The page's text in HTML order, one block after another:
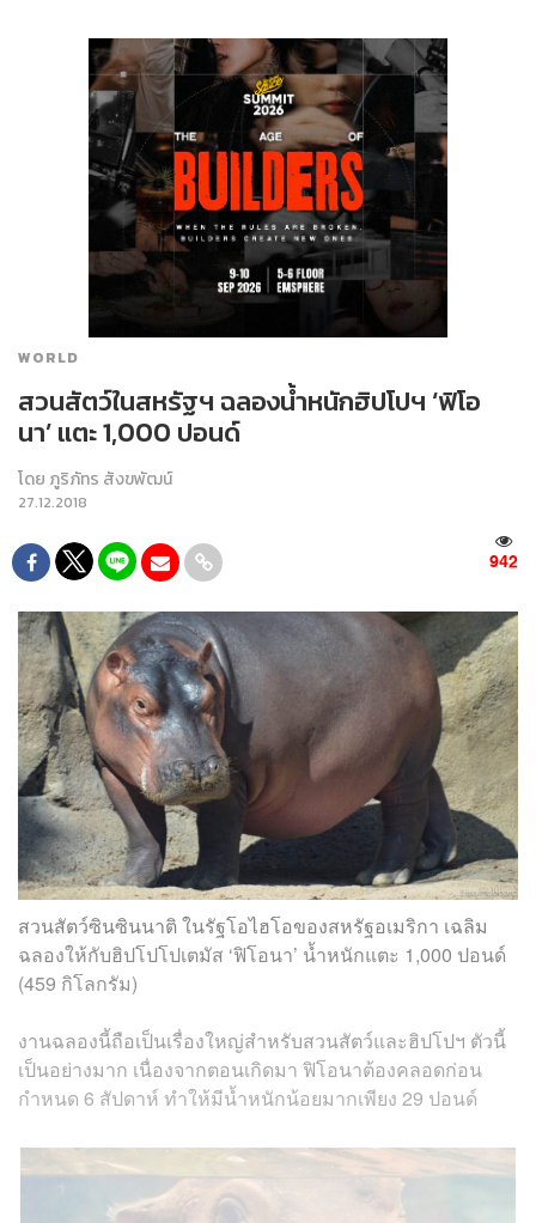
WORLD
สวนสัตว์ในสหรัฐฯ ฉลองน้ำหนักฮิปโปฯ ‘ฟิโอ
นา’ แตะ 1,000 ปอนด์
โดย ภูริภัทร สังขพัฒน์
27.12.2018
942
สวนสัตว์ซินซินนาติ ในรัฐโอไฮโอของสหรัฐอเมริกา เฉลิม
ฉลองให้กับฮิปโปโปเตมัส ‘ฟิโอนา’ น้ำหนักแตะ 1,000 ปอนด์
(459 กิโลกรัม)
งานฉลองนี้ถือเป็นเรื่องใหญ่สำหรับสวนสัตว์และฮิปโปฯ ตัวนี้
เป็นอย่างมาก เนื่องจากตอนเกิดมา ฟิโอนาต้องคลอดก่อน
กำหนด 6 สัปดาห์ ทำให้มีน้ำหนักน้อยมากเพียง 29 ปอนด์